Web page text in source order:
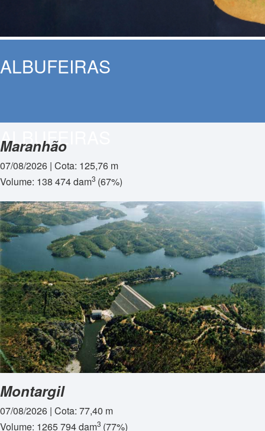
ALBUFEIRAS
ALBUFEIRAS
Maranhão
07/08/2026 | Cota: 125,76 m
Volume: 138 474 dam3 (67%)
Montargil
07/08/2026 | Cota: 77,40 m
Volume: 1265 794 dam3 (77%)